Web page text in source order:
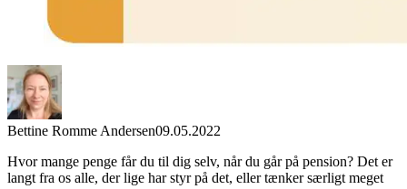
Bettine Romme Andersen09.05.2022
Hvor mange penge får du til dig selv, når du går på pension? Det er
langt fra os alle, der lige har styr på det, eller tænker særligt meget